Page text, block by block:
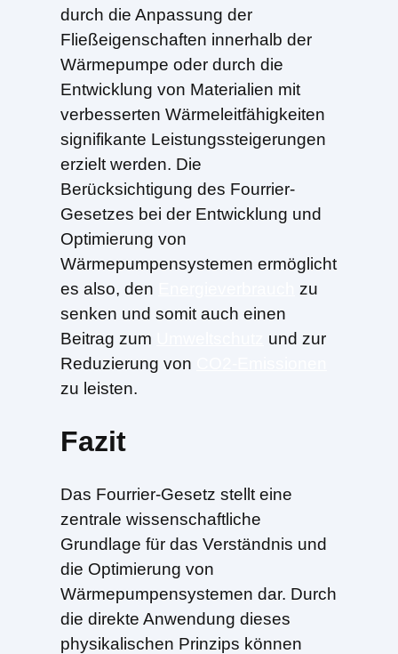
durch die Anpassung der
Fließeigenschaften innerhalb der
Wärmepumpe oder durch die
Entwicklung von Materialien mit
verbesserten Wärmeleitfähigkeiten
signifikante Leistungssteigerungen
erzielt werden. Die
Berücksichtigung des Fourrier-
Gesetzes bei der Entwicklung und
Optimierung von
Wärmepumpensystemen ermöglicht
es also, den
zu
senken und somit auch einen
Beitrag zum
und zur
Reduzierung von
zu leisten.
Fazit
Das Fourrier-Gesetz stellt eine
zentrale wissenschaftliche
Grundlage für das Verständnis und
die Optimierung von
Wärmepumpensystemen dar. Durch
die direkte Anwendung dieses
physikalischen Prinzips können